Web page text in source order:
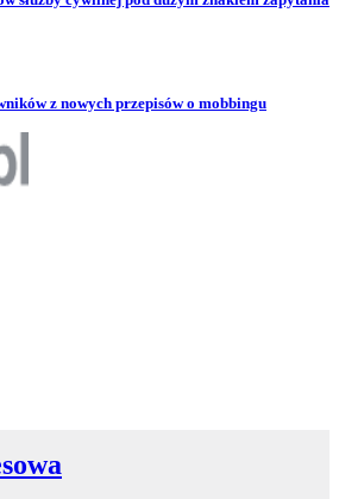
z nowych przepisów o mobbingu